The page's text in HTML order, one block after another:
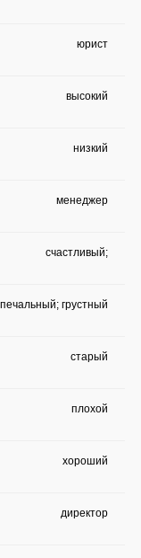
юрист
высокий
низкий
менеджер
счастливый;
печальный; грустный
старый
плохой
хороший
директор